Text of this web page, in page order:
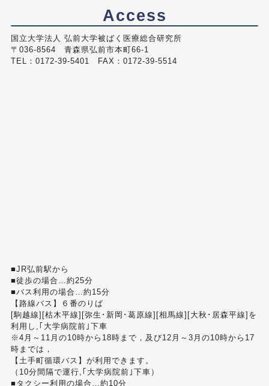
Access
国立大学法人 弘前大学被ばく医療総合研究所
〒036-8564 青森県弘前市本町66-1
TEL：0172-39-5401 FAX：0172-39-5514
■JR弘前駅から
■徒歩の場合…約25分
■バス利用の場合…約15分
【路線バス】６番のりば
[駒越線][枯木平線][弥生･新岡･葛原線][相馬線][大秋･居森平線]を
利用し,｢大学病院前｣下車
※4月～11月の10時から18時まで，及び12月～3月の10時から17
時までは，
【土手町循環バス】が利用できます。
（10分間隔で運行,｢大学病院前｣下車）
■タクシー利用の場合…約10分